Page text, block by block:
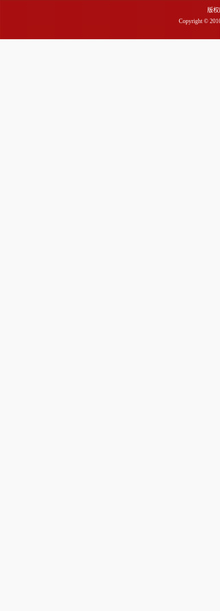
版
Copyright ©